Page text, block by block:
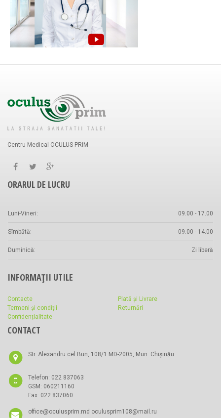
Centru Medical OCULUS PRIM
ORARUL DE LUCRU
Luni-Vineri: 09.00 - 17.00
Sîmbătă: 09.00 - 14.00
Duminică: Zi liberă
INFORMAȚII UTILE
Contacte
Termeni și condiții
Confidențialitate
Plată și Livrare
Returnări
CONTACT
Str. Alexandru cel Bun, 108/1 MD-2005, Mun. Chișinău
Telefon: 022 837063
GSM: 060211160
Fax: 022 837060
office@oculusprim.md oculusprim108@mail.ru